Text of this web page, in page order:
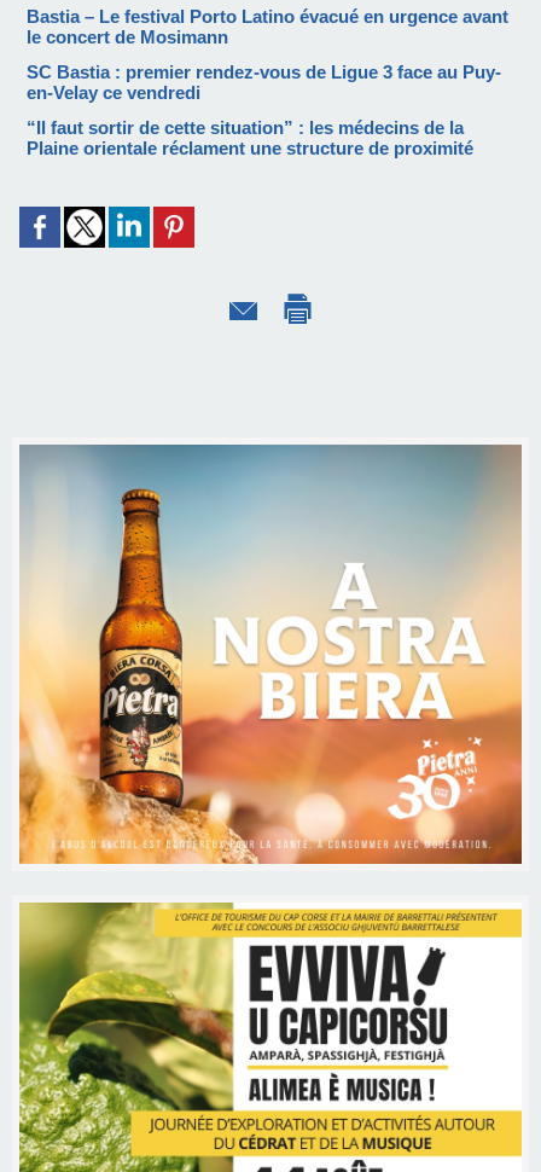
Bastia – Le festival Porto Latino évacué en urgence avant
le concert de Mosimann
SC Bastia : premier rendez-vous de Ligue 3 face au Puy-
en-Velay ce vendredi
“Il faut sortir de cette situation” : les médecins de la
Plaine orientale réclament une structure de proximité